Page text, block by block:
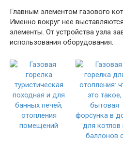
Главным элементом газового
Именно вокруг нее
элементы. От устройства узла
использования оборудования.